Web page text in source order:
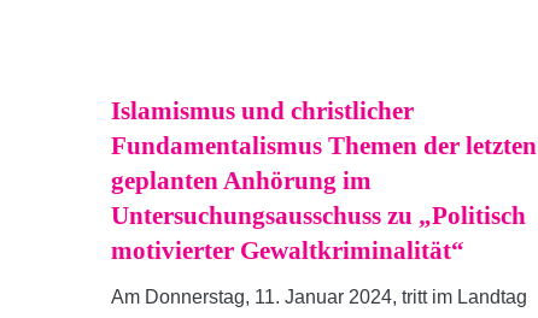
Islamismus und christlicher
Fundamentalismus Themen der letzten
geplanten Anhörung im
Untersuchungsausschuss zu „Politisch
motivierter Gewaltkriminalität“
Am Donnerstag, 11. Januar 2024, tritt im Landtag